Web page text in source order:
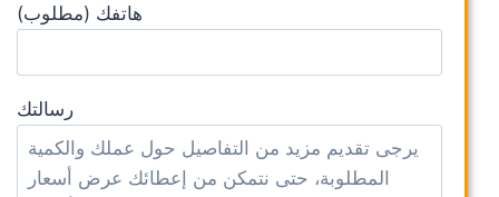
هاتفك (مطلوب)
رسالتك